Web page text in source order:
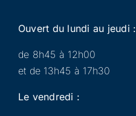
Ouvert du lundi au jeudi :
de 8h45 à 12h00
et de 13h45 à 17h30
Le vendredi :